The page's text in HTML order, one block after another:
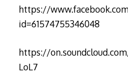
https://
id=61574755346048
https://
LoL7